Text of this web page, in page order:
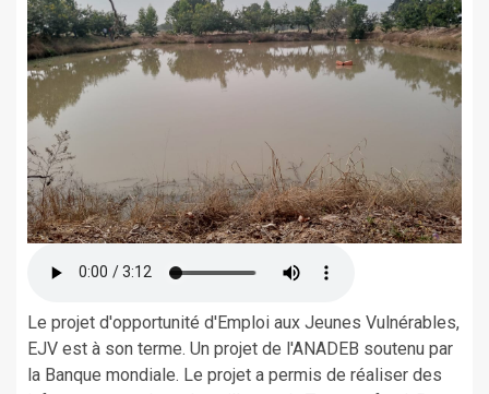
Le projet d'opportunité d'Emploi aux Jeunes Vulnérables,
EJV est à son terme. Un projet de l'ANADEB soutenu par
la Banque mondiale. Le projet a permis de réaliser des